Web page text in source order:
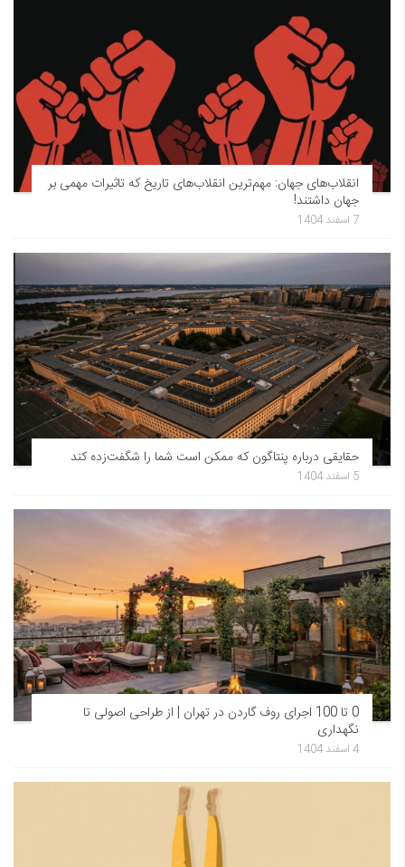
انقلاب‌های جهان: مهم‌ترین انقلاب‌های تاریخ که تاثیرات مهمی بر
جهان داشتند!
7 اسفند 1404
حقایقی درباره پنتاگون که ممکن است شما را شگفت‌زده کند
5 اسفند 1404
0 تا 100 اجرای روف گاردن در تهران | از طراحی اصولی تا
نگهداری
4 اسفند 1404